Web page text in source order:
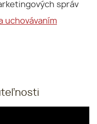
správ
uchovávaním